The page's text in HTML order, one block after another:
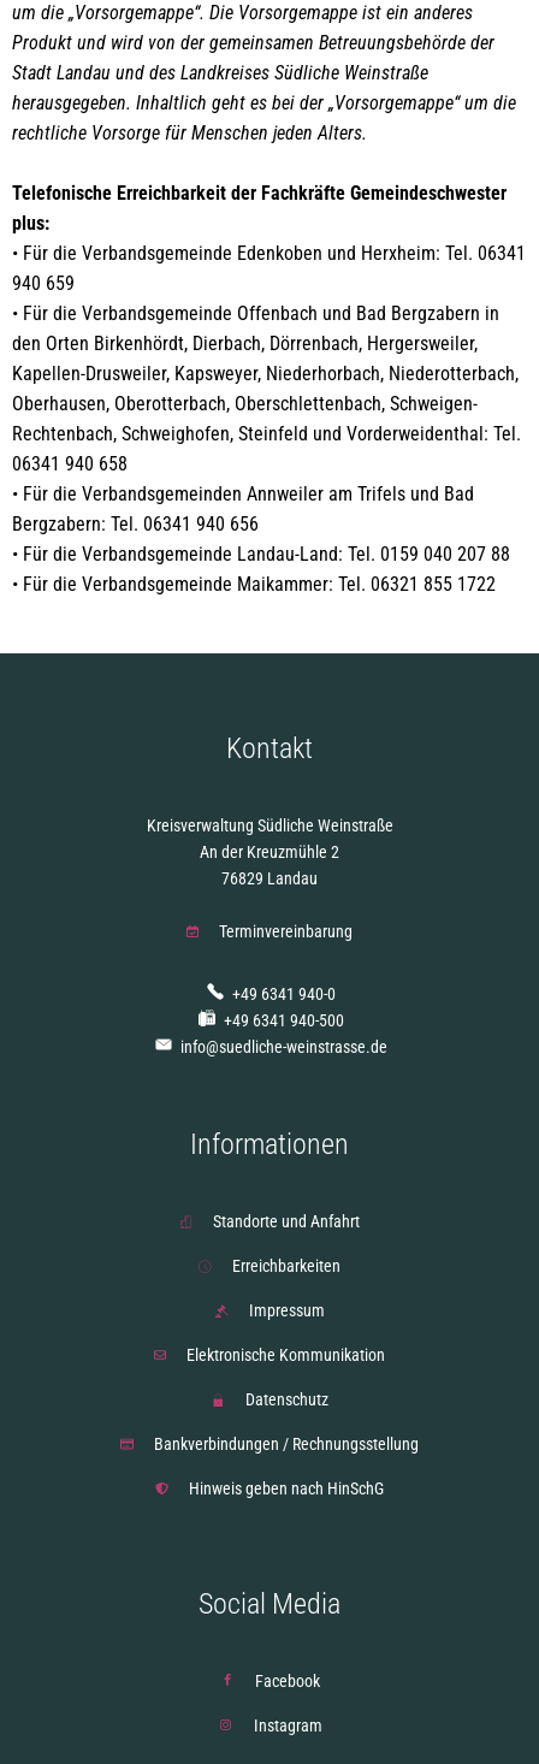
um die „Vorsorgemappe“. Die Vorsorgemappe ist ein anderes
Produkt und wird von der gemeinsamen Betreuungsbehörde der
Stadt Landau und des Landkreises Südliche Weinstraße
herausgegeben. Inhaltlich geht es bei der „Vorsorgemappe“ um die
rechtliche Vorsorge für Menschen jeden Alters.
Telefonische Erreichbarkeit der Fachkräfte Gemeindeschwester
plus:
• Für die Verbandsgemeinde Edenkoben und Herxheim: Tel. 06341
940 659
• Für die Verbandsgemeinde Offenbach und Bad Bergzabern in
den Orten Birkenhördt, Dierbach, Dörrenbach, Hergersweiler,
Kapellen-Drusweiler, Kapsweyer, Niederhorbach, Niederotterbach,
Oberhausen, Oberotterbach, Oberschlettenbach, Schweigen-
Rechtenbach, Schweighofen, Steinfeld und Vorderweidenthal: Tel.
06341 940 658
• Für die Verbandsgemeinden Annweiler am Trifels und Bad
Bergzabern: Tel. 06341 940 656
• Für die Verbandsgemeinde Landau-Land: Tel. 0159 040 207 88
• Für die Verbandsgemeinde Maikammer: Tel. 06321 855 1722
Kontakt
Kreisverwaltung Südliche Weinstraße
An der Kreuzmühle 2
76829 Landau
Terminvereinbarung
+49 6341 940-0
+49 6341 940-500
info@suedliche-weinstrasse.de
Informationen
Standorte und Anfahrt
Erreichbarkeiten
Impressum
Elektronische Kommunikation
Datenschutz
Bankverbindungen / Rechnungsstellung
Hinweis geben nach HinSchG
Social Media
Facebook
Instagram